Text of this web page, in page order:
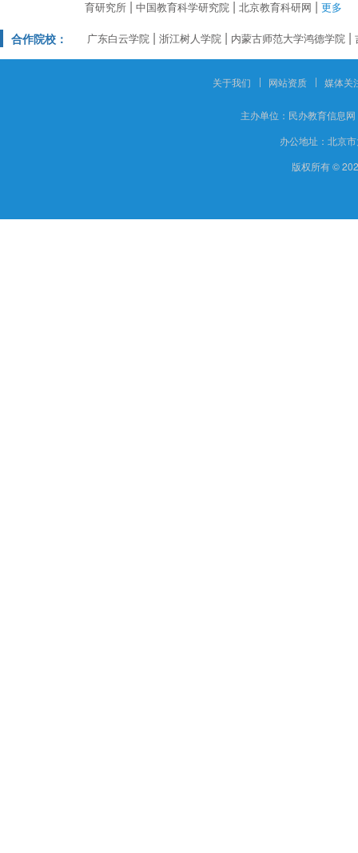
育研究所
中国教育科学研究院 北京教育科研网 更多
合作院校： 广东白云学院 浙江树人学院 内蒙古师范大学鸿德学院
关于我们 网站资质 媒体关
主办单位： 民办教育信息网
办公地址： 北京
版权所有 ©